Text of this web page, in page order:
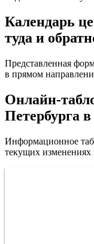
Календарь
туда и
Представленная
в прямом
Онлайн-
Петербурга
Информационное
текущих изменениях